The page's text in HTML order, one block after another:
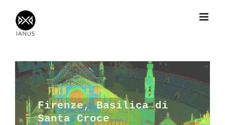
Firenze, Basilica di
Santa Croce